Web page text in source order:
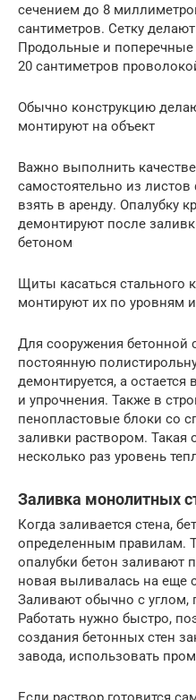
сечением до 8
сантиметров. Сетку
Продольные и поперечные
20 сантиметров
Обычно конструкцию
монтируют на объект
Важно выполнить
самостоятельно из
взять в аренду. Опалубку
демонтируют после
бетоном
Щиты касаться стального
монтируют их по уровням
Для сооружения бетонной
постоянную
демонтируется, а остается
и упрочнения. Также в
пенопластовые блоки со
заливки раствором. Такая
несколько раз уровень
Заливка монолитных
Когда заливается стена,
определенным правилам.
опалубки бетон заливают
новая выливалась на еще
Заливают обычно с углом,
Работать нужно быстро,
создания бетонных стен
завода, использовать